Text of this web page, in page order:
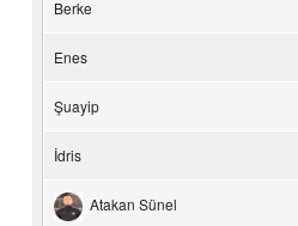
Berke
Enes
Şuayip
İdris
Atakan Sünel